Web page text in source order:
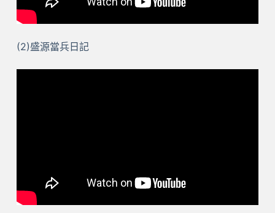
(2)盛源當兵日記